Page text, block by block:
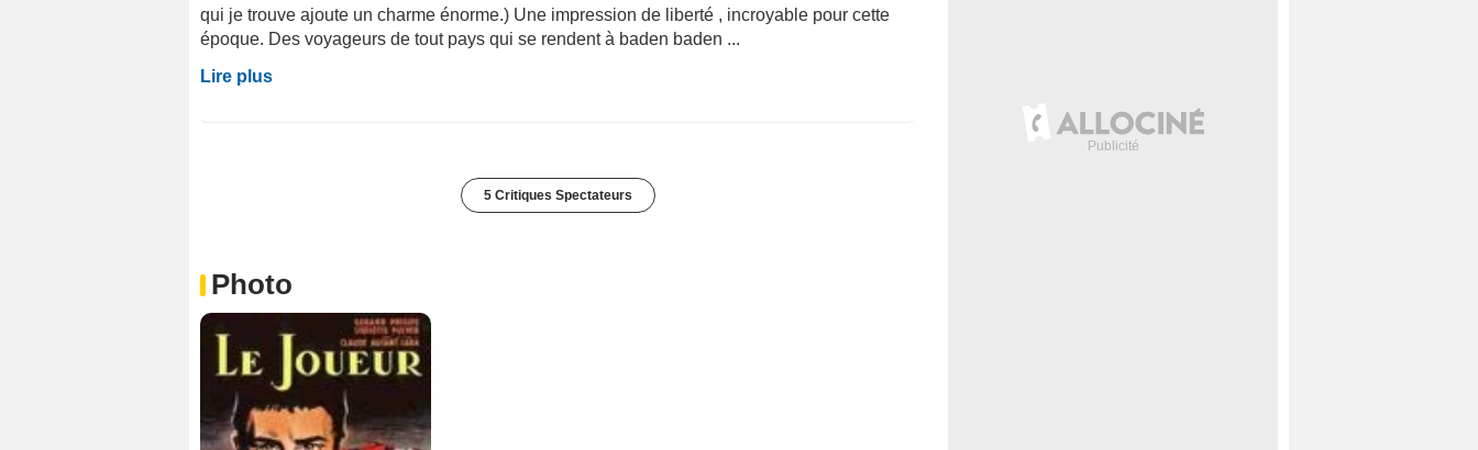
qui je trouve ajoute un charme énorme.) Une impression de liberté , incroyable pour cette
époque. Des voyageurs de tout pays qui se rendent à baden baden ...
Lire plus
5 Critiques Spectateurs
Photo